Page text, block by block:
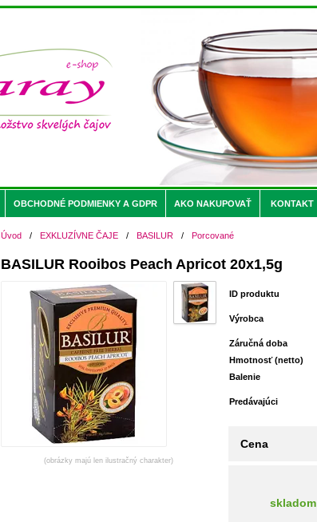
OBCHODNÉ PODMIENKY A GDPR AKO NAKUPOVAŤ KONTAKT
Úvod / EXKLUZÍVNE ČAJE / BASILUR / Porcované
BASILUR Rooibos Peach Apricot 20x1,5g
(obrázky majú len ilustračný charakter)
ID produktu
Výrobca
Záručná doba
Hmotnosť (netto)
Balenie
Predávajúci
Cena
skladom